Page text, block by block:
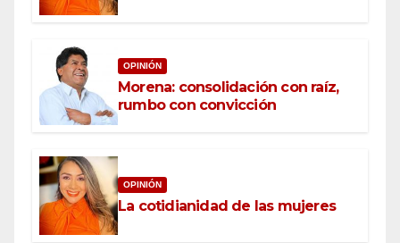
OPINIÓN
Morena: consolidación con raíz,
rumbo con convicción
OPINIÓN
La cotidianidad de las mujeres